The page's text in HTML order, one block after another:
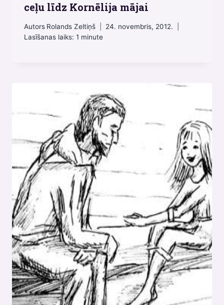
ceļu līdz Kornēlija mājai
Autors Rolands Zeltiņš
24. novembris, 2012.
Lasīšanas laiks: 1 minute